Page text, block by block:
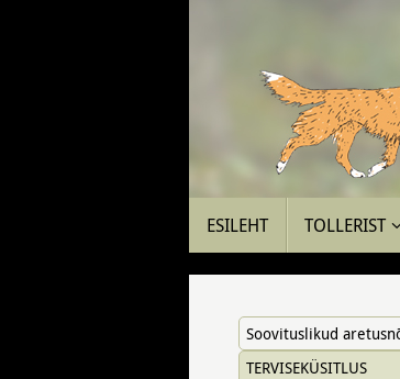
content
ESILEHT TOLLERIST
Soovituslikud
TERVISEKÜSITLUS